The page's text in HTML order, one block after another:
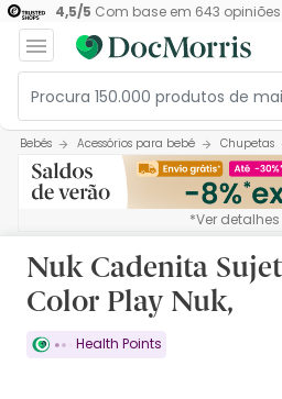
4,5/5 Com base em 643 opiniões
Bebés Acessórios para bebé Chupetas
*Ver detalhes
Nuk Cadenita
Color Play Nuk,
Health Points